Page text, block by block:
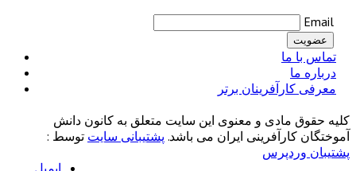
Email
تماس با ما
درباره ما
معرفی کارآفرینان برتر
کلیه حقوق مادی و معنوی این سایت متعلق به کانون دانش
آموختگان کارآفرینی ایران می باشد. پشتیبانی سایت توسط :
پشتیبان وردپرس